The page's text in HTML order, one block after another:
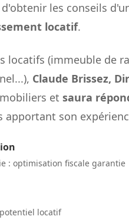
les conseils
locatif.
locatifs (immeuble de
Claude Brissez,
et saura
apportant son
: optimisation fiscale garantie
locatif